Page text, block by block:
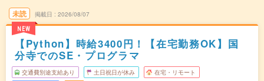
未読
NEW
掲載日 2026/08/07
【Python】時給3400円！【在宅勤務OK】国
分寺でのSE・プログラマ
交通費別途支給あり 土日祝日が休み 在宅・リモート